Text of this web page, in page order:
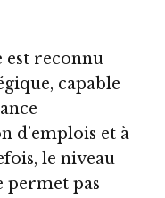
est reconnu
capable
d’emplois et à
le niveau
permet pas